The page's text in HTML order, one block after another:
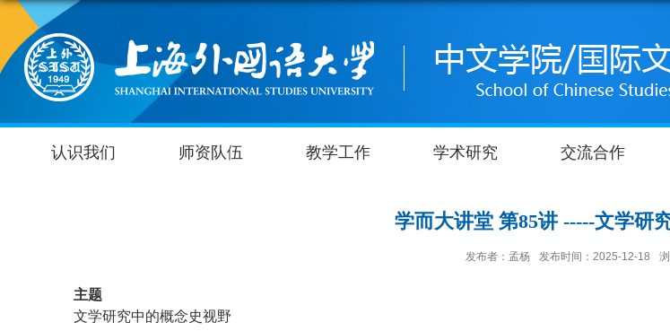
认识我们 师资队伍 教学工作 学术研究 交流合作
学而大讲堂 第85讲 -----文学研
发布者：孟杨 发布时间：2025-12-18
主题
文学研究中的概念史视野